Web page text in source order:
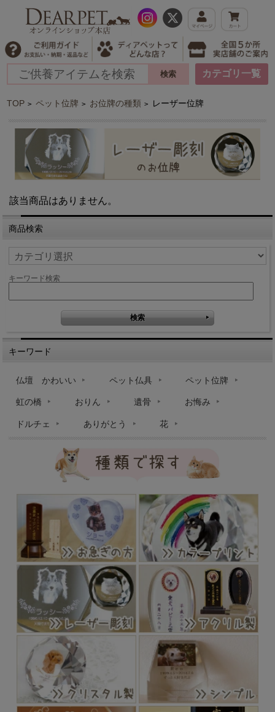
カテゴリ一覧
TOP > ペット位牌 > お位牌の種類 > レーザー位牌
該当商品はありません。
商品検索
キーワード検索
キーワード
仏壇 かわいい ペット仏具 ペット位牌
虹の橋 おりん 遺骨 お悔み
ドルチェ ありがとう 花